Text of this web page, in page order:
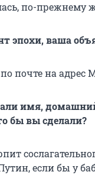
по-прежнему
эпохи, ваша
почте на адрес
имя,
бы вы сделали?
если бы у